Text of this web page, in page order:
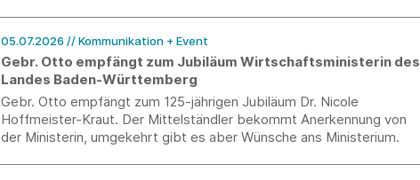
05.07.2026 // Kommunikation + Event
Gebr. Otto empfängt zum Jubiläum Wirtschaftsministerin des
Landes Baden-Württemberg
Gebr. Otto empfängt zum 125-jährigen Jubiläum Dr. Nicole
Hoffmeister-Kraut. Der Mittelständler bekommt Anerkennung von
der Ministerin, umgekehrt gibt es aber Wünsche ans Ministerium.